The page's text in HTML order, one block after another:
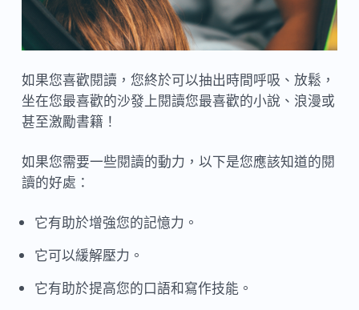
如果您喜歡閱讀，您終於可以抽出時間呼吸、放鬆，
坐在您最喜歡的沙發上閱讀您最喜歡的小說、浪漫或
甚至激勵書籍！
如果您需要一些閱讀的動力，以下是您應該知道的閱
讀的好處：
它有助於增強您的記憶力。
它可以緩解壓力。
它有助於提高您的口語和寫作技能。